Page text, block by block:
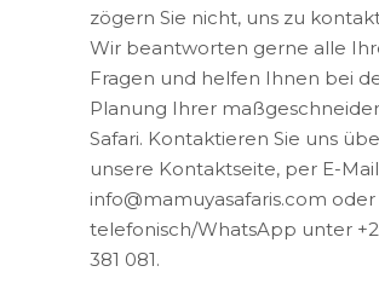
zögern Sie nicht, uns zu
Wir beantworten gerne alle
Fragen und helfen Ihnen bei
Planung Ihrer
Safari. Kontaktieren Sie uns
unsere Kontaktseite, per E-
info@mamuyasafaris.com oder
telefonisch/WhatsApp unter
381 081.